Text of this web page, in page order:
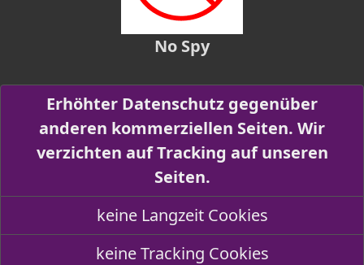
No Spy
Erhöhter Datenschutz gegenüber
anderen kommerziellen Seiten. Wir
verzichten auf Tracking auf unseren
Seiten.
keine Langzeit Cookies
keine Tracking Cookies